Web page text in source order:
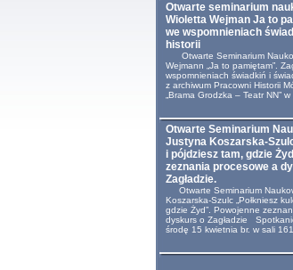
Otwarte seminarium
Wioletta Wejman Ja to
we wspomnieniach
historii
Otwarte Seminarium
Wejmann „Ja to pamiętam”.
wspomnieniach świadkiń i
z archiwum Pracowni Historii
„Brama Grodzka – Teatr NN” w
Otwarte Seminarium
Justyna Koszarska-
i pójdziesz tam, gdzie
zeznania procesowe a
Zagładzie.
Otwarte Seminarium
Koszarska-Szulc „Połkniesz
gdzie Żyd”. Powojenne
dyskurs o Zagładzie
środę 15 kwietnia br. w sali 161